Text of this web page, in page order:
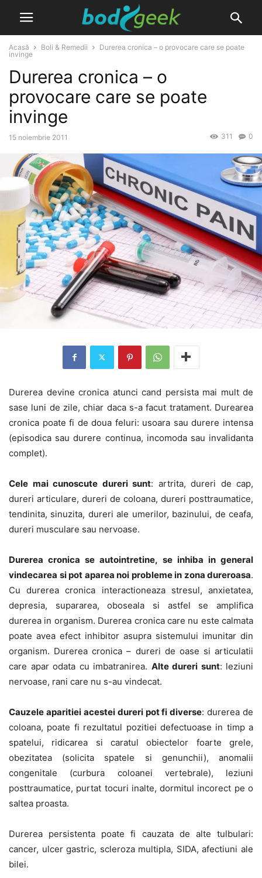
Acasă Boli & Remedii
Durerea cronica – o provocare care se poate
invinge
Durerea cronica – o
provocare care se poate
invinge
15 noiembrie 2011 0
311
Durerea devine cronica atunci cand persista mai mult de
sase luni de zile, chiar daca s-a facut tratament. Durearea
cronica poate fi de doua feluri: usoara sau durere intensa
(episodica sau durere continua, incomoda sau invalidanta
complet).
Cele mai cunoscute dureri sunt: artrita, dureri de cap,
dureri articulare, dureri de coloana, dureri posttraumatice,
tendinita, sinuzita, dureri ale umerilor, bazinului, de ceafa,
dureri musculare sau nervoase.
Durerea cronica se autointretine, se inhiba in general
vindecarea si pot aparea noi probleme in zona dureroasa.
Cu durerea cronica interactioneaza stresul, anxietatea,
depresia, supararea, oboseala si astfel se amplifica
durerea in organism. Durerea cronica care nu este calmata
poate avea efect inhibitor asupra sistemului imunitar din
organism. Durerea cronica – dureri de oase si articulatii
care apar odata cu imbatranirea. Alte dureri sunt: leziuni
nervoase, rani care nu s-au vindecat.
Cauzele aparitiei acestei dureri pot fi diverse: durerea de
coloana, poate fi rezultatul pozitiei defectuoase in timp a
spatelui, ridicarea si caratul obiectelor foarte grele,
obezitatea (solicita spatele si genunchii), anomalii
congenitale (curbura coloanei vertebrale), leziuni
posttraumatice, purtat tocuri inalte, dormitul incorect pe o
saltea proasta.
Durerea persistenta poate fi cauzata de alte tulbulari:
cancer, ulcer gastric, scleroza multipla, SIDA, afectiuni ale
bilei.